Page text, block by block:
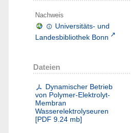
Nachweis
Universitäts- und
Landesbibliothek Bonn
Dateien
Dynamischer Betrieb
von Polymer-Elektrolyt-
Membran
Wasserelektrolyseuren
[PDF 9.24 mb]